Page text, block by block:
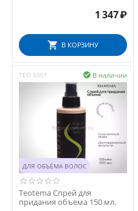
1 347₽
В КОРЗИНУ
TEO 5001 В наличии

ДЛЯ ОБЪЁМА ВОЛОС
Teotema Спрей для
придания объема 150 мл.